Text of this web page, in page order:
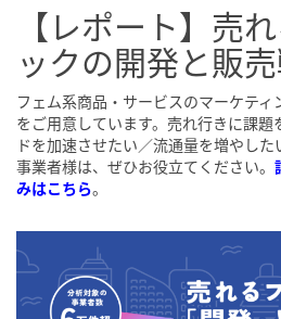
【レポート】売
ックの開発と販
フェム系商品・サービスのマーケテ
をご用意しています。売れ行きに課
ドを加速させたい／流通量を増やし
事業者様は、ぜひお役立てください。
みはこちら。